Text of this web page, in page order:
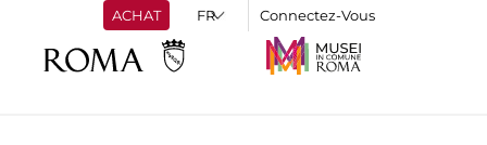
ACHAT Connectez-Vous